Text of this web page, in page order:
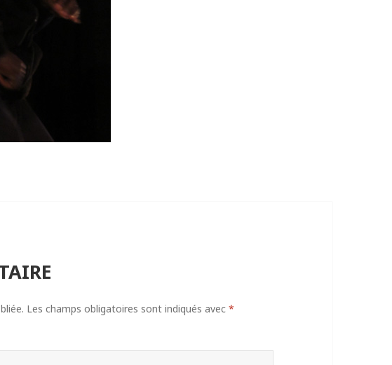
Les champs obligatoires sont indiqués avec*